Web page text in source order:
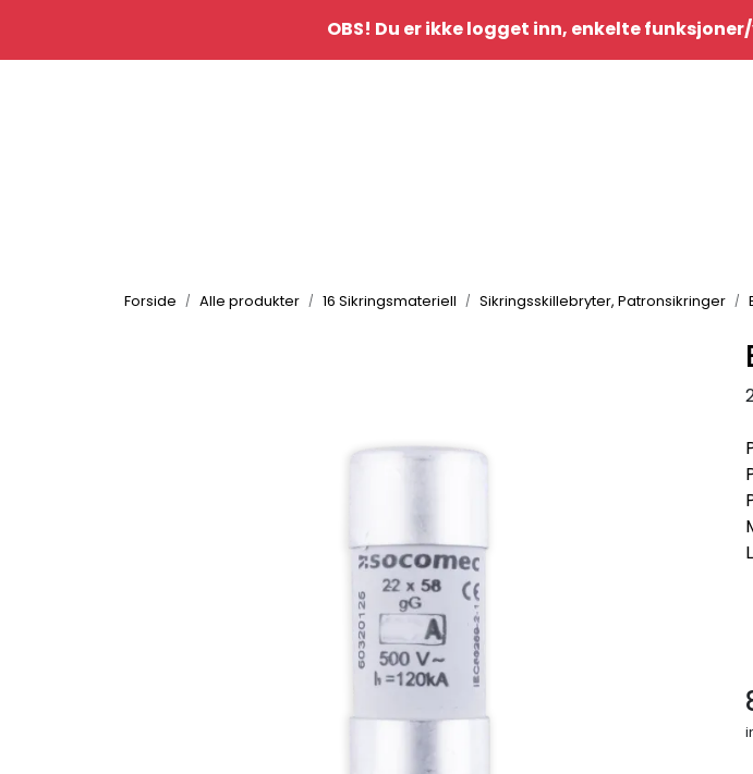
idè&inspoOBS! Du er ikke logget inn, enkelte
Forside Alle produkter 16 Sikringsmateriell Sikringsskillebryter, Patronsikringer